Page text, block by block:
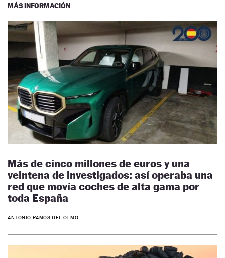
MÁS INFORMACIÓN
Más de cinco millones de euros y una
veintena de investigados: así operaba una
red que movía coches de alta gama por
toda España
ANTONIO RAMOS DEL OLMO